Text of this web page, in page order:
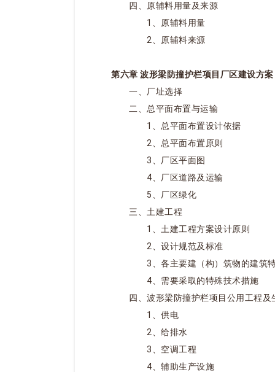
四、原辅料用量及来源
1、原辅料用量
2、原辅料来源
第六章 波形梁防撞护栏项目厂区建设方案
一、厂址选择
二、总平面布置与运输
1、总平面布置设计依据
2、总平面布置原则
3、厂区平面图
4、厂区道路及运输
5、厂区绿化
三、土建工程
1、土建工程方案设计原则
2、设计规范及标准
3、各主要建（构）筑物的建筑
4、需要采取的特殊技术措施
四、波形梁防撞护栏项目公用工程及
1、供电
2、给排水
3、空调工程
4、辅助生产设施